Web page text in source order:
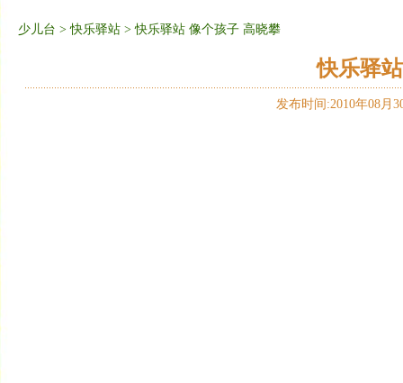
少儿台 >快乐驿站 > 快乐驿站 像个孩子 高晓攀
快乐驿
发布时间:2010年08月